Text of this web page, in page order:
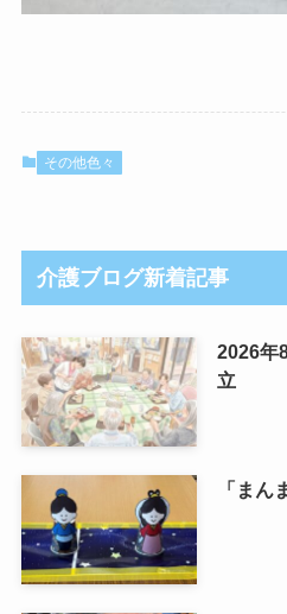
その他色々
介護ブログ新着記事
2026
立
「まん